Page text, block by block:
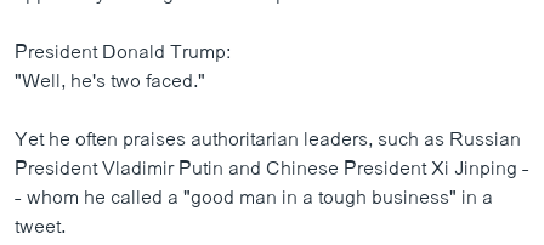
President Donald Trump:
"Well, he's two faced."
Yet he often praises authoritarian leaders, such as Russian
President Vladimir Putin and Chinese President Xi Jinping -
- whom he called a "good man in a tough business" in a
tweet.